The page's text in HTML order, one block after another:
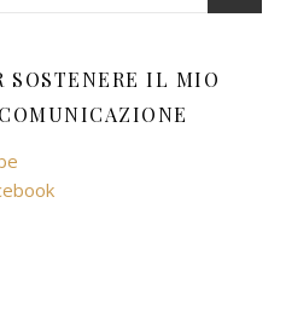
SOSTENERE IL MIO